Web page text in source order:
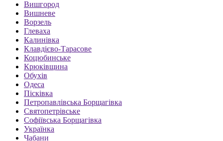
Вишгород
Вишневе
Ворзель
Глеваха
Калинівка
Клавдієво-Тарасове
Коцюбинське
Крюківщина
Обухів
Одеса
Пісківка
Петропавлівська Борщагівка
Святопетрівське
Софіївська Борщагівка
Українка
Чабани